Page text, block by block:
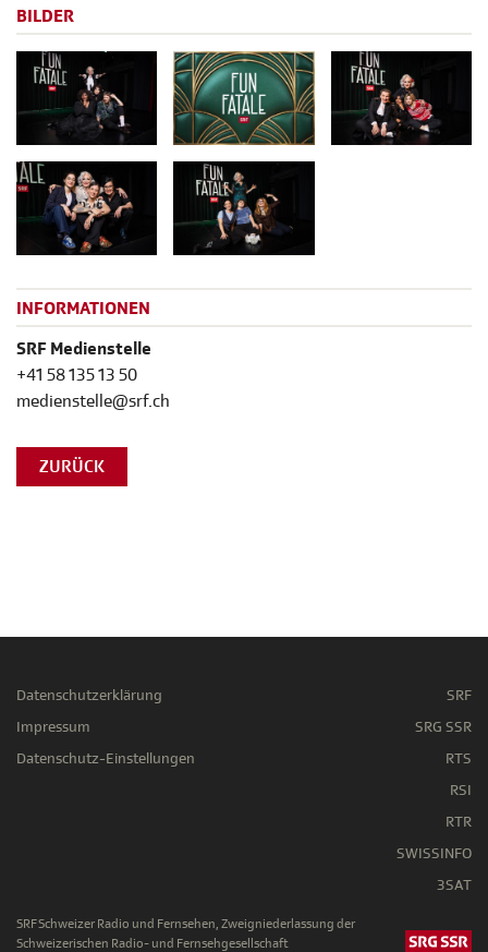
BILDER
INFORMATIONEN
SRF Medienstelle
+41 58 135 13 50
medienstelle@srf.ch
ZURÜCK
Datenschutzerklärung
Impressum
Datenschutz-Einstellungen
SRF
SRG SSR
RTS
RSI
RTR
SWISSINFO
3SAT
SRF Schweizer Radio und Fernsehen, Zweigniederlassung der
Schweizerischen Radio- und Fernsehgesellschaft